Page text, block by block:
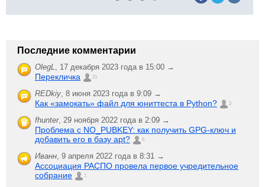
Последние комментарии
OlegL, 17 декабря 2023 года в 15:00 →
Перекличка 21
REDkiy, 8 июня 2023 года в 9:09 →
Как «замокать» файл для юниттеста в Python? 2
fhunter, 29 ноября 2022 года в 2:09 →
Проблема с NO_PUBKEY: как получить GPG-ключ и
добавить его в базу apt?
6
Иванн, 9 апреля 2022 года в 8:31 →
Ассоциация РАСПО провела первое учредительное
собрание
1